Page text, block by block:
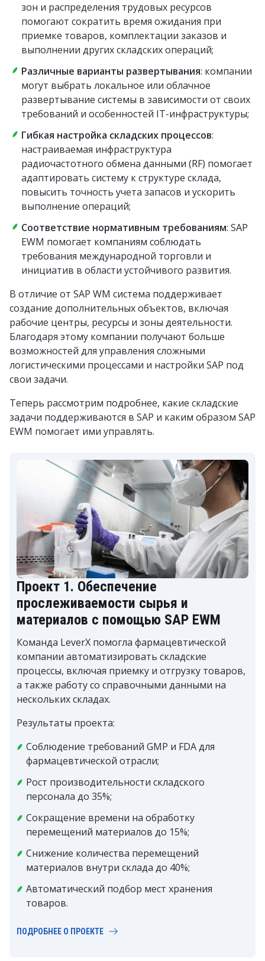
зон и распределения трудовых ресурсов
помогают сократить время ожидания при
приемке товаров, комплектации заказов и
выполнении других складских операций;
Различные варианты развертывания: компании
могут выбрать локальное или облачное
развертывание системы в зависимости от своих
требований и особенностей IT-инфраструктуры;
Гибкая настройка складских процессов:
настраиваемая инфраструктура
радиочастотного обмена данными (RF) помогает
адаптировать систему к структуре склада,
повысить точность учета запасов и ускорить
выполнение операций;
Соответствие нормативным требованиям: SAP
EWM помогает компаниям соблюдать
требования международной торговли и
инициатив в области устойчивого развития.
В отличие от SAP WM система поддерживает
создание дополнительных объектов, включая
рабочие центры, ресурсы и зоны деятельности.
Благодаря этому компании получают больше
возможностей для управления сложными
логистическими процессами и настройки SAP под
свои задачи.
Теперь рассмотрим подробнее, какие складские
задачи поддерживаются в SAP и каким образом SAP
EWM помогает ими управлять.
Проект 1. Обеспечение
прослеживаемости сырья и
материалов с помощью SAP EWM
Команда LeverX помогла фармацевтической
компании автоматизировать складские
процессы, включая приемку и отгрузку товаров,
а также работу со справочными данными на
нескольких складах.
Результаты проекта:
Соблюдение требований GMP и FDA для
фармацевтической отрасли;
Рост производительности складского
персонала до 35%;
Сокращение времени на обработку
перемещений материалов до 15%;
Снижение количества перемещений
материалов внутри склада до 40%;
Автоматический подбор мест хранения
товаров.
ПОДРОБНЕЕ О ПРОЕКТЕ